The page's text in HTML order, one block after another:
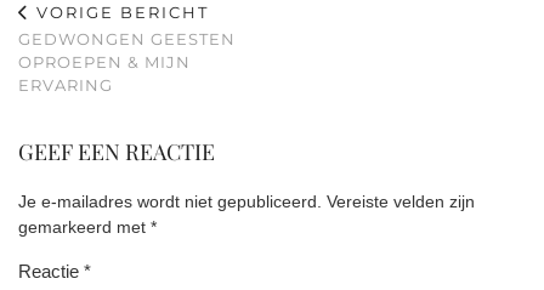
VORIGE BERICHT
GEDWONGEN GEESTEN
OPROEPEN & MIJN
ERVARING
GEEF EEN REACTIE
Je e-mailadres wordt niet gepubliceerd. Vereiste velden zijn
gemarkeerd met *
Reactie *